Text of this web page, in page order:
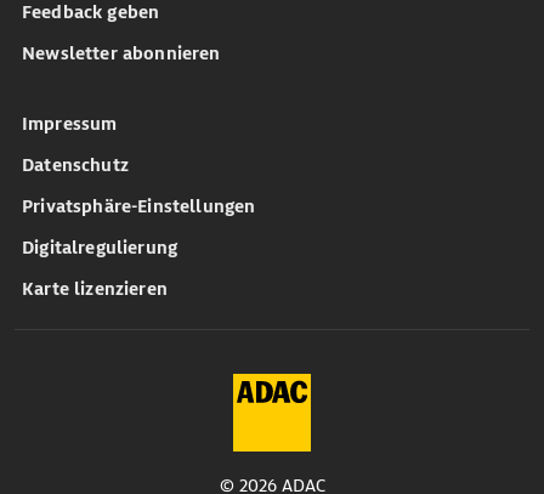
Feedback geben
Newsletter abonnieren
Impressum
Datenschutz
Privatsphäre-Einstellungen
Digitalregulierung
Karte lizenzieren
© 2026 ADAC